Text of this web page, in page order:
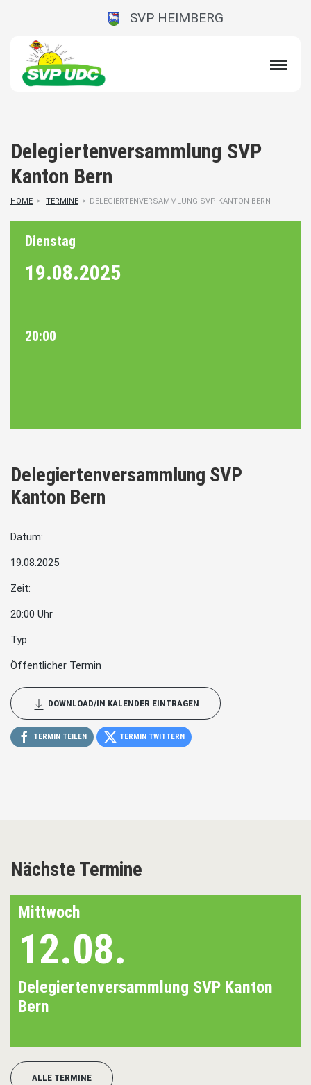
SVP HEIMBERG
Delegiertenversammlung SVP
Kanton Bern
HOME > TERMINE > DELEGIERTENVERSAMMLUNG SVP KANTON BERN
Dienstag
19.08.2025
20:00
Delegiertenversammlung SVP
Kanton Bern
Datum:
19.08.2025
Zeit:
20:00 Uhr
Typ:
Öffentlicher Termin
DOWNLOAD/IN KALENDER EINTRAGEN
TERMIN TEILEN TERMIN TWITTERN
Nächste Termine
Mittwoch
12.08.
Delegiertenversammlung SVP Kanton
Bern
ALLE TERMINE